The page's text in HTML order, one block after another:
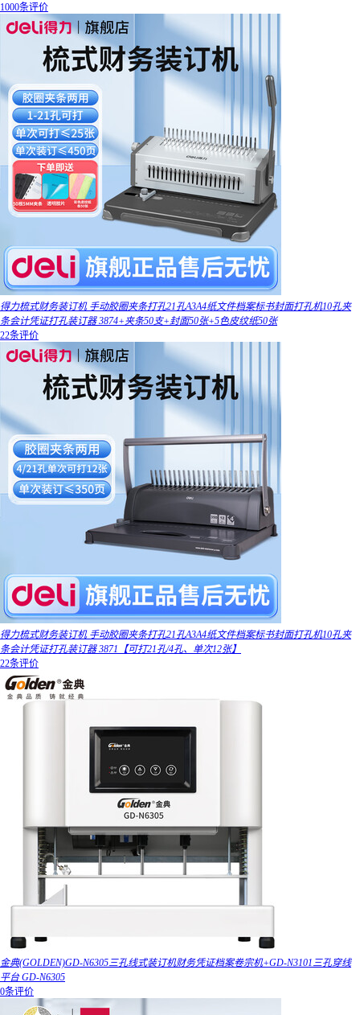
1000条评价
得力梳式财务装订机 手动胶圈夹条打孔21孔A3A4纸文件档案标书封面打孔机10孔夹
条会计凭证打孔装订器 3874+夹条50支+封面50张+5色皮纹纸50张
22条评价
得力梳式财务装订机 手动胶圈夹条打孔21孔A3A4纸文件档案标书封面打孔机10孔夹
条会计凭证打孔装订器 3871【可打21孔/4孔、单次12张】
22条评价
金典(GOLDEN)GD-N6305三孔线式装订机财务凭证档案卷宗机+GD-N3101三孔穿线
平台 GD-N6305
0条评价